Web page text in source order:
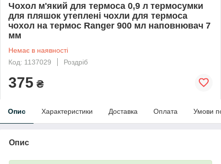
Чохол м'який для термоса 0,9 л термосумки
для пляшок утеплені чохли для термоса
чохол на термос Ranger 900 мл наповнювач 7
мм
Немає в наявності
Код: 1137029
Роздріб
375 ₴
Опис Характеристики Доставка Оплата Умови
Опис